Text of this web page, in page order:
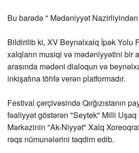
Bu barədə " Mədəniyyət
Bildirilib ki, XV Beynəlxalq İpək Yolu
xalqların musiqi və mədəniyyətini bir
arasında mədəni dialoqun və
inkişafına töhfə verən platformadır.
Festival çərçivəsində Qırğızıstanın
fəaliyyət göstərən "Seytek" Milli Uşaq
Mərkəzinin "Ak-Niyyət" Xalq
rəqs nümunələrini təqdim edib.